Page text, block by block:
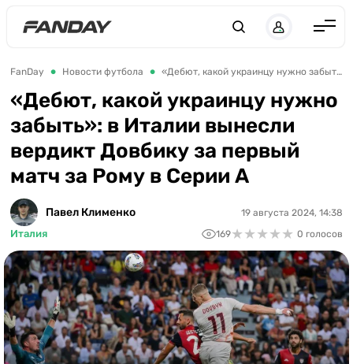
Англия
Испания
Германия
Италия
Франция
Украина
ЛЧ
ЛЕ
ЧЕ-2028
Букмекеры
Казино
FanDay Новости футбола «Дебют, какой украинцу нужно забыть»: в Италии вынесли вердикт Довбику за первый матч за Рому в Серии А
«Дебют, какой украинцу нужно
забыть»: в Италии вынесли
вердикт Довбику за первый
матч за Рому в Серии А
Павел Клименко
Италия
19 августа 2024, 14:38
169★★★★★
★★★★★ 0 голосов